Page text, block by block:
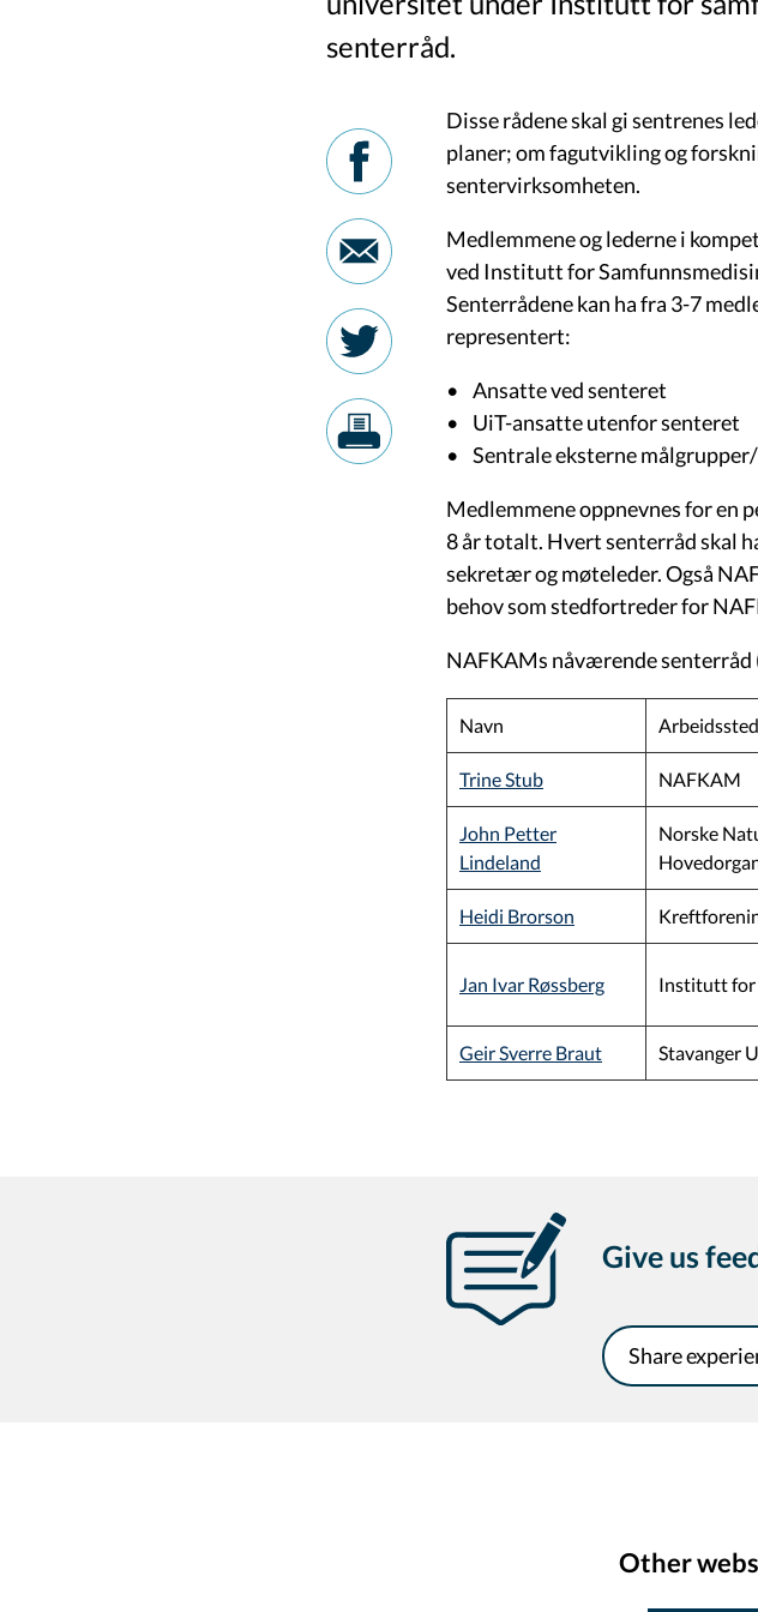
senterråd.
Disse rådene skal gi sentrenes
planer; om fagutvikling og
sentervirksomheten.
Medlemmene og lederne i
ved Institutt for
Senterrådene kan ha fra 3-7
representert:
• Ansatte ved senteret
• UiT-ansatte utenfor senteret
• Sentrale eksterne
Medlemmene oppnevnes for en
8 år totalt. Hvert senterråd skal
sekretær og møteleder. Også
behov som stedfortreder for
NAFKAMs nåværende senterråd
Navn Arbeidssted
Trine Stub NAFKAM
John Petter
Lindeland
Norske
Heidi Brorson
Jan Ivar Røssberg Institutt for
Geir Sverre Braut Stavanger
Give us
Share
Other